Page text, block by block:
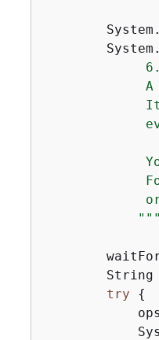
            "
""
String
try
{